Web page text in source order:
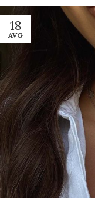
18
AVG